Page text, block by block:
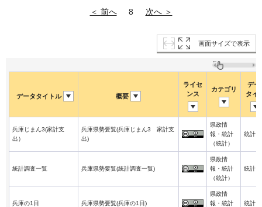
＜ 前へ 8 次へ ＞
画面サイズで表示
データタイトル 概要
ライセ
ンス
カテゴリ
デー
タイ
兵庫じまん3(家計支
出）
兵庫県勢要覧(兵庫じまん3 家計支
出)
県政情
報・統計
（統計）
統計
統計調査一覧 兵庫県勢要覧(統計調査一覧)
県政情
報・統計
（統計）
統計
兵庫の1日 兵庫県勢要覧(兵庫の1日)
県政情
報・統計
統計